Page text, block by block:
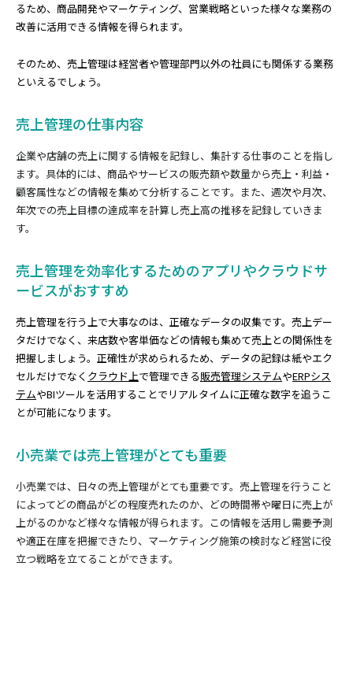
るため、商品開発やマーケティング、営業戦略といった様々な業務の
改善に活用できる情報を得られます。
そのため、売上管理は経営者や管理部門以外の社員にも関係する業務
といえるでしょう。
売上管理の仕事内容
企業や店舗の売上に関する情報を記録し、集計する仕事のことを指し
ます。具体的には、商品やサービスの販売額や数量から売上・利益・
顧客属性などの情報を集めて分析することです。また、週次や月次、
年次での売上目標の達成率を計算し売上高の推移を記録していきま
す。
売上管理を効率化するためのアプリやクラウドサ
ービスがおすすめ
売上管理を行う上で大事なのは、正確なデータの収集です。売上デー
タだけでなく、来店数や客単価などの情報も集めて売上との関係性を
把握しましょう。正確性が求められるため、データの記録は紙やエク
セルだけでなく クラウド上で管理できる販売管理システムやERPシス
テムやBIツールを活用することでリアルタイムに正確な数字を追うこ
とが可能になります。
小売業では売上管理がとても重要
小売業では、日々の売上管理がとても重要です。売上管理を行うこと
によってどの商品がどの程度売れたのか、どの時間帯や曜日に売上が
上がるのかなど様々な情報が得られます。この情報を活用し需要予測
や適正在庫を把握できたり、マーケティング施策の検討など経営に役
立つ戦略を立てることができます。